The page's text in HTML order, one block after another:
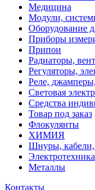
Медицина
Модули,
Оборудование
Приборы
Припои
Радиаторы,
Регуляторы,
Реле,
Световая
Средства
Товар под заказ
Флокулянты
ХИМИЯ
Шнуры,
Электротехника
Металлы
Контакты